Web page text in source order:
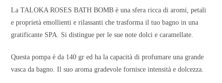
La TALOKA ROSES BATH BOMB è una sfera ricca di aromi, petali
e proprietà emollienti e rilassanti che trasforma il tuo bagno in una
gratificante SPA. Si distingue per le sue note dolci e caramellate.
Questa pompa è da 140 gr ed ha la capacità di profumare una grande
vasca da bagno. Il suo aroma gradevole fornisce intensità e dolcezza.